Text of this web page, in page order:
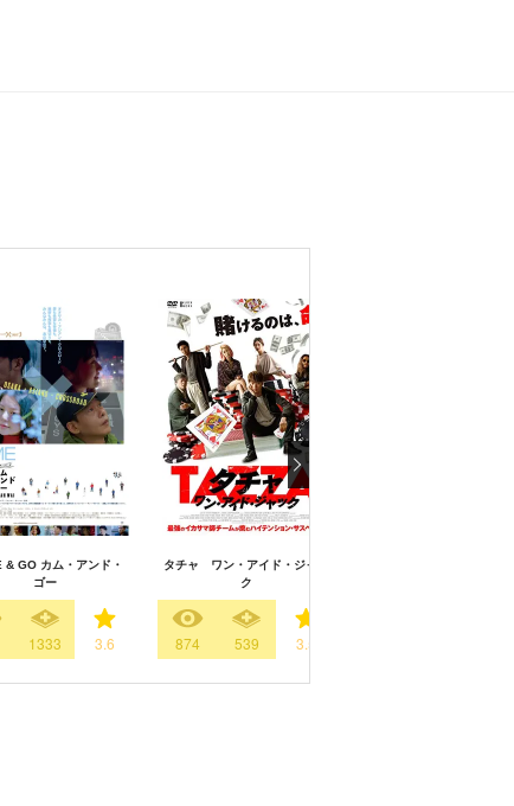
& GO カム・アンド・
ゴー
1333 3.6
タチャ ワン・アイド・ジャッ
ク
874 539 3.5